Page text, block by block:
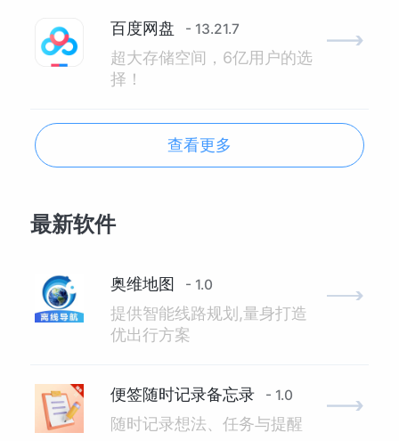
百度网盘 - 13.21.7
超大存储空间，6亿用户的选
择！
查看更多
最新软件
奥维地图 - 1.0
提供智能线路规划,量身打造
优出行方案
便签随时记录备忘录 - 1.0
随时记录想法、任务与提醒